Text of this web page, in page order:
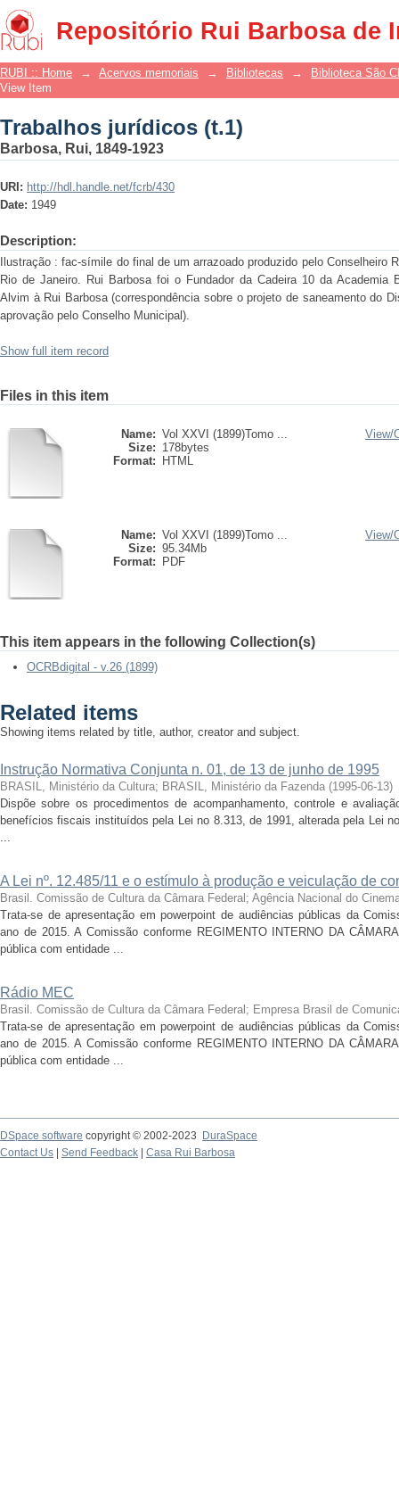
Repositório Rui Barbosa de
Trabalhos jurídicos (t.1)
RUBI :: Home → Acervos memoriais → Bibliotecas →
Biblioteca São
View Item
Trabalhos jurídicos (t.1)
Barbosa, Rui, 1849-1923
URI: http://hdl.handle.net/fcrb/430
Date: 1949
Description:
Ilustração : fac-símile do final de um arrazoado produzido pelo Conselheiro
Rio de Janeiro. Rui Barbosa foi o Fundador da Cadeira 10 da Academia
Alvim à Rui Barbosa (correspondência sobre o projeto de saneamento do
aprovação pelo Conselho Municipal).
Show full item record
Files in this item
Name: Vol XXVI (1899)Tomo ...
Size: 178bytes
Format:
HTML
View/
Name: Vol XXVI (1899)Tomo ...
Size: 95.34Mb
Format:
PDF
View/
This item appears in the following Collection(s)
OCRBdigital - v.26 (1899)
Related items
Showing items related by title, author, creator and subject.
Instrução Normativa Conjunta n. 01, de 13 de junho de 1995
BRASIL, Ministério da Cultura; BRASIL, Ministério da Fazenda (1995-06-13)
Dispõe sobre os procedimentos de acompanhamento, controle e
benefícios fiscais instituídos pela Lei no 8.313, de 1991, alterada pela Lei
...
A Lei nº. 12.485/11 e o estímulo à produção e veiculação de
Brasil. Comissão de Cultura da Câmara Federal ; Agência Nacional do
Trata-se de apresentação em powerpoint de audiências públicas da
ano de 2015. A Comissão conforme REGIMENTO INTERNO DA
pública com entidade ...
Rádio MEC
Brasil. Comissão de Cultura da Câmara Federal ; Empresa Brasil de
Trata-se de apresentação em powerpoint de audiências públicas da
ano de 2015. A Comissão conforme REGIMENTO INTERNO DA
pública com entidade ...
DSpace software copyright © 2002-2023
DuraSpace
Contact Us
Send Feedback Casa Rui Barbosa